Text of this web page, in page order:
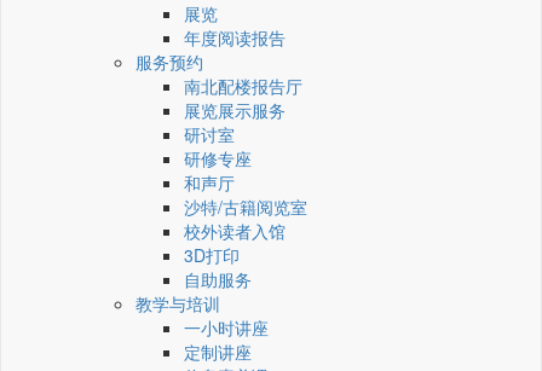
展览
年度阅读报告
服务预约
南北配楼报告厅
展览展示服务
研讨室
研修专座
和声厅
沙特/古籍阅览室
校外读者入馆
3D打印
自助服务
教学与培训
一小时讲座
定制讲座